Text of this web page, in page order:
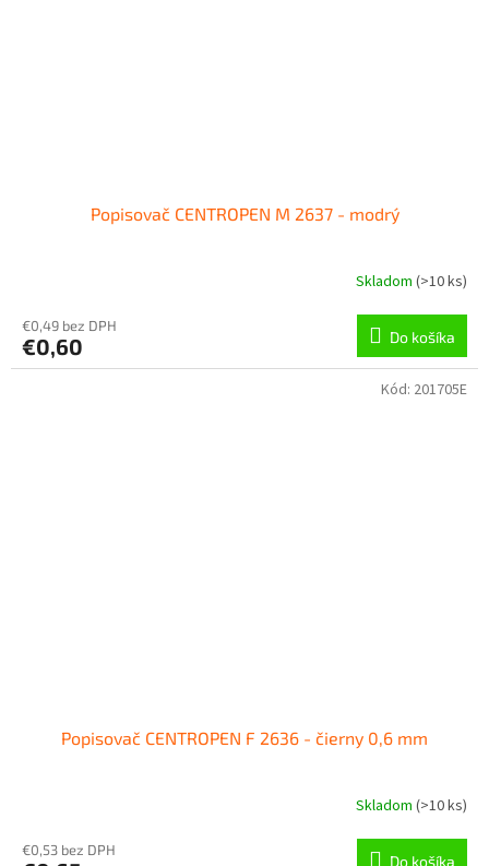
Popisovač CENTROPEN M 2637 - modrý
Skladom (>10 ks)
€0,49 bez DPH
€0,60 Do košíka
Popisovač CENTROPEN F 2636 - čierny 0,6 mm
Skladom (>10 ks)
€0,53 bez DPH
Do košíka
Kód: 201705E